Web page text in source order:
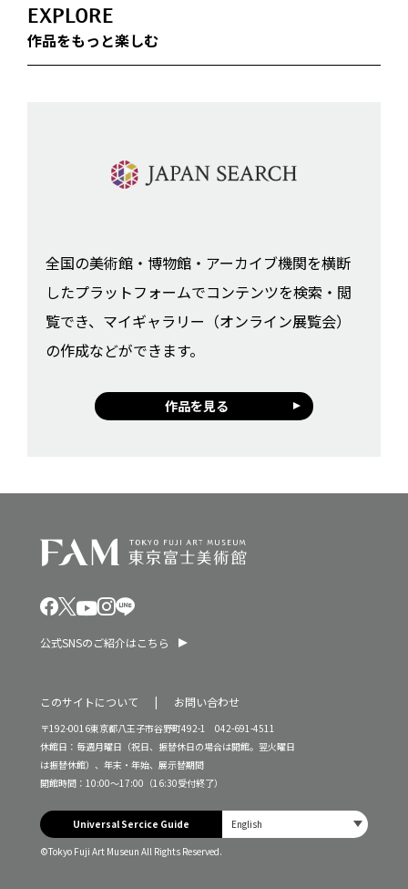
EXPLORE
作品をもっと楽しむ
全国の美術館・博物館・アーカイブ機関を横断
したプラットフォームでコンテンツを検索・閲
覧でき、マイギャラリー（オンライン展覧会）
の作成などができます。
作品を見る
公式SNSのご紹介はこちら
このサイトについて お問い合わせ
〒192-0016東京都八王子市谷野町492-1 042-691-4511
休館日：毎週月曜日（祝日、振替休日の場合は開館。翌火曜日
は振替休館）、年末・年始、展示替期間
開館時間：10:00～17:00（16:30受付終了）
Universal Sercice Guide
©Tokyo Fuji Art Museun All Rights Reserved.